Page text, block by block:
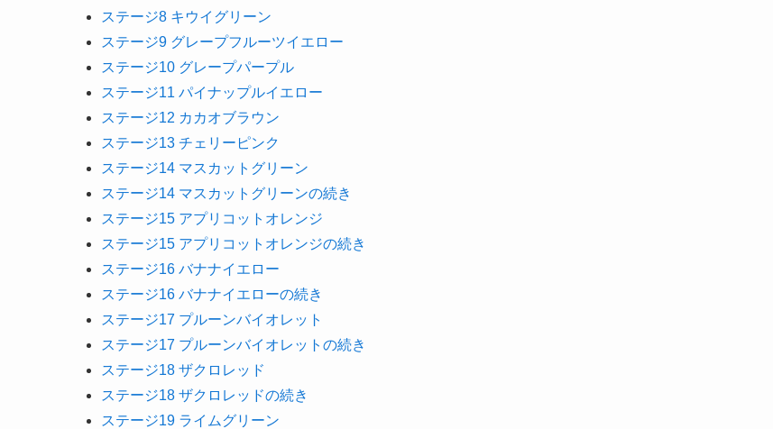
ステージ8 キウイグリーン
ステージ9 グレープフルーツイエロー
ステージ10 グレープパープル
ステージ11 パイナップルイエロー
ステージ12 カカオブラウン
ステージ13 チェリーピンク
ステージ14 マスカットグリーン
ステージ14 マスカットグリーンの続き
ステージ15 アプリコットオレンジ
ステージ15 アプリコットオレンジの続き
ステージ16 バナナイエロー
ステージ16 バナナイエローの続き
ステージ17 プルーンバイオレット
ステージ17 プルーンバイオレットの続き
ステージ18 ザクロレッド
ステージ18 ザクロレッドの続き
ステージ19 ライムグリーン